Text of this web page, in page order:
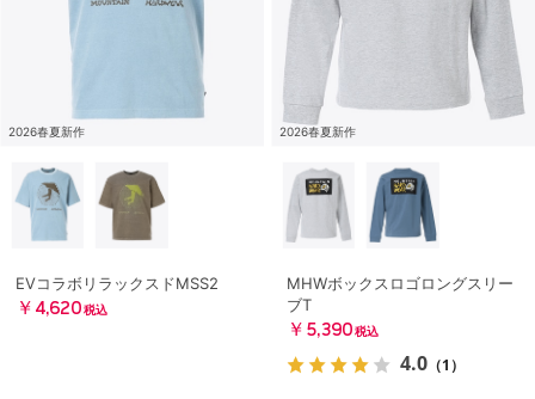
2026春夏新作
EVコラボリラックスドMSS2
￥4,620 税込
2026春夏新作
MHWボックスロゴロングスリー
ブT
￥5,390 税込
4.0 （1）